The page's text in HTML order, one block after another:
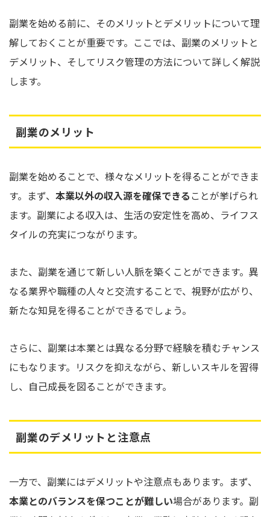
副業を始める前に、そのメリットとデメリットについて理
解しておくことが重要です。ここでは、副業のメリットと
デメリット、そしてリスク管理の方法について詳しく解説
します。
副業のメリット
副業を始めることで、様々なメリットを得ることができま
す。まず、 本業以外の収入源を確保できる ことが挙げられ
ます。副業による収入は、生活の安定性を高め、ライフス
タイルの充実につながります。
また、副業を通じて新しい人脈を築くことができます。異
なる業界や職種の人々と交流することで、視野が広がり、
新たな知見を得ることができるでしょう。
さらに、副業は本業とは異なる分野で経験を積むチャンス
にもなります。リスクを抑えながら、新しいスキルを習得
し、自己成長を図ることができます。
副業のデメリットと注意点
一方で、副業にはデメリットや注意点もあります。まず、
本業とのバランスを保つことが難しい場合があります。副